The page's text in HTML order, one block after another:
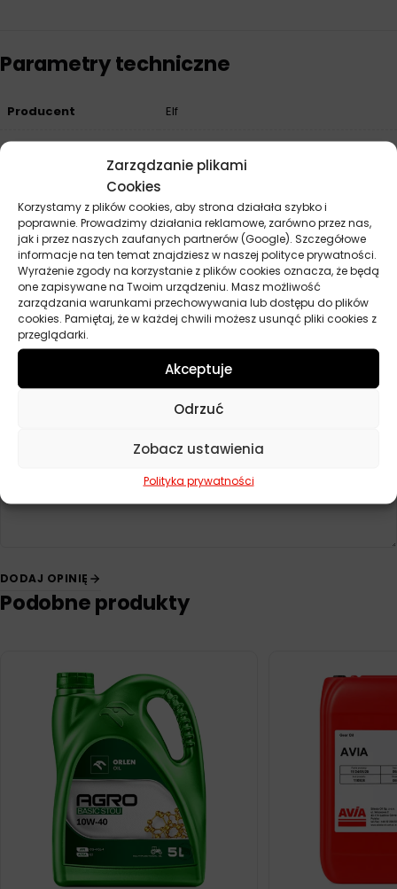
Zarządzanie plikami
Cookies
Korzystamy z plików cookies, aby strona działała szybko i
poprawnie. Prowadzimy działania reklamowe, zarówno przez nas,
jak i przez naszych zaufanych partnerów (Google). Szczegółowe
informacje na ten temat znajdziesz w naszej polityce prywatności.
Wyrażenie zgody na korzystanie z plików cookies oznacza, że będą
one zapisywane na Twoim urządzeniu. Masz możliwość
zarządzania warunkami przechowywania lub dostępu do plików
cookies. Pamiętaj, że w każdej chwili możesz usunąć pliki cookies z
przeglądarki.
Akceptuje
Odrzuć
Zobacz ustawienia
Polityka prywatności
Parametry techniczne
Producent Elf
Przeznaczenie Automatyczne skrzynie biegów
Opinie
Na razie nie ma opinii o produkcie.
Dodaj opinię
DODAJ OPINIĘ
Podobne produkty